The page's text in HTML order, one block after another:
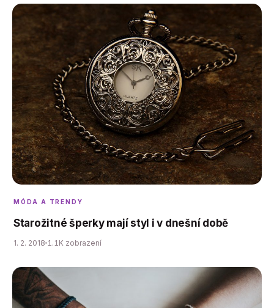
MÓDA A TRENDY
Starožitné šperky mají styl i v dnešní době
1. 2. 2018 1.1K zobrazení